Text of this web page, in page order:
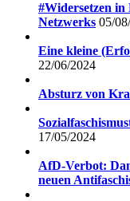
#Widersetzen in
Netzwerks 05/
Eine kleine
22/06/2024
Absturz von
17/05/2024
AfD-Verbot:
neuen